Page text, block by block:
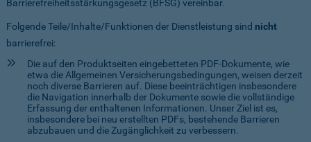
Barrierefreiheitsstärkungsgesetz (BFSG) vereinbar.
Folgende Teile/Inhalte/Funktionen der Dienstleistung sind nicht
barrierefrei:
Die auf den Produktseiten eingebetteten PDF-Dokumente, wie
etwa die Allgemeinen Versicherungsbedingungen, weisen derzeit
noch diverse Barrieren auf. Diese beeinträchtigen insbesondere
die Navigation innerhalb der Dokumente sowie die vollständige
Erfassung der enthaltenen Informationen. Unser Ziel ist es,
insbesondere bei neu erstellten PDFs, bestehende Barrieren
abzubauen und die Zugänglichkeit zu verbessern.